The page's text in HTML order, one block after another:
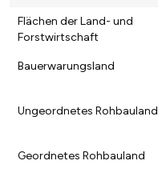
Flächen der Land- und
Forstwirtschaft
Bauerwarungsland
Ungeordnetes Rohbauland
Geordnetes Rohbauland